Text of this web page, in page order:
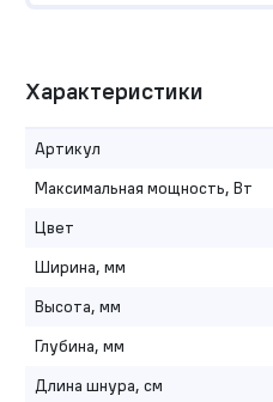
Характеристики
Артикул
Максимальная мощность, Вт
Цвет
Ширина, мм
Высота, мм
Глубина, мм
Длина шнура, см